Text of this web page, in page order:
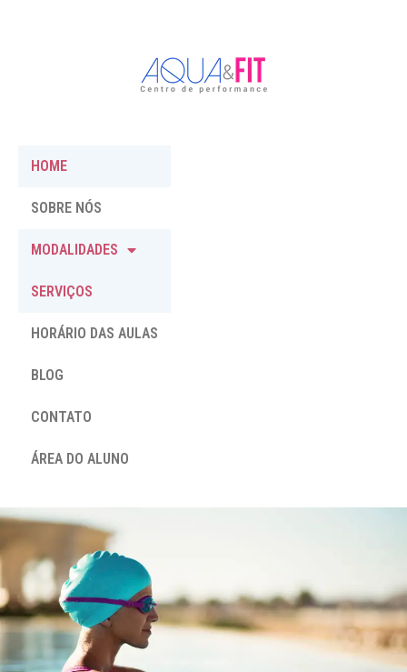
HOME
SOBRE NÓS
MODALIDADES
SERVIÇOS
HORÁRIO DAS AULAS
BLOG
CONTATO
ÁREA DO ALUNO